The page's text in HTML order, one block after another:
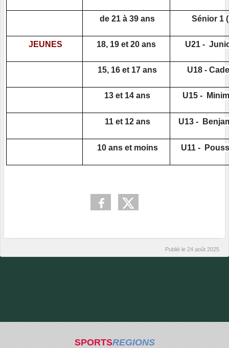
de 21 à 39 ans Sénior 1
JEUNES 18, 19 et 20 ans U21 -
15, 16 et 17 ans U18 -
13 et 14 ans U15 -
11 et 12 ans U13 -
10 ans et moins U11 -
Publié le 24 août 2025
SPORTSREGIONS